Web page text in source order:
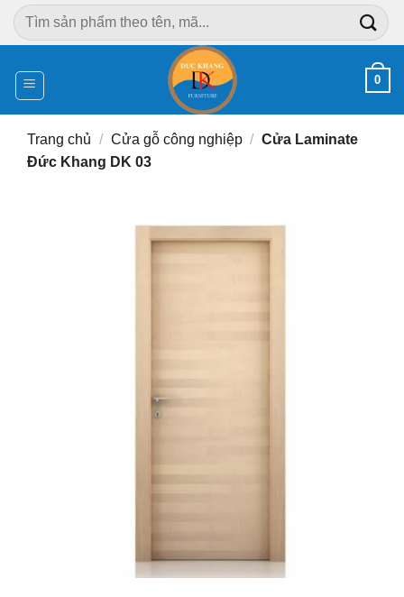
Chuyển
đến
dung
Tìm
kiếm:
0
Trang chủ / Cửa gỗ công nghiệp / Cửa Laminate
Đức Khang DK 03